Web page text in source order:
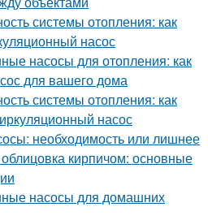
системы отопления: как
насос
насосы для отопления: как
для вашего дома
системы отопления: как
насос
необходимость или лишнее
кирпичом: основные
насосы для домашних